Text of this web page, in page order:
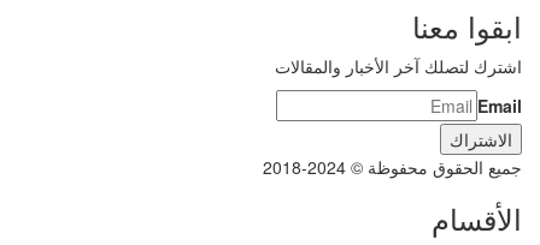
ابقوا معنا
اشترك لتصلك آخر الأخبار والمقالات
Email
جميع الحقوق محفوظة © 2024-2018
الأقسام